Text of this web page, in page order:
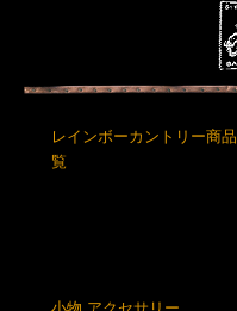
レインボーカントリー商
覧